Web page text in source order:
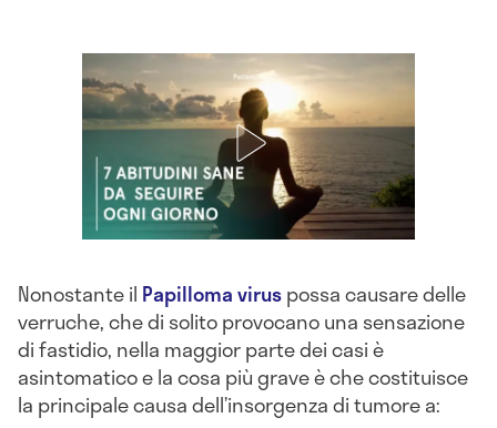
Nonostante il Papilloma viruspossa causare delle
verruche, che di solito provocano una sensazione
di fastidio, nella maggior parte dei casi è
asintomatico e la cosa più grave è che costituisce
la principale causa dell’insorgenza di tumore a: